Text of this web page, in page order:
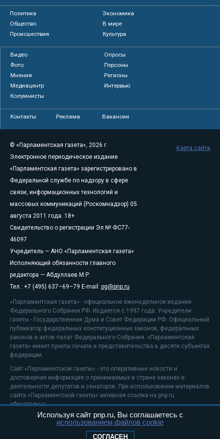
Политика
Экономика
Общество
В мире
Происшествия
Культура
Видео
Опросы
Фото
Персоны
Мнения
Регионы
Медиацентр
Интервью
Колумнисты
Контакты Реклама Вакансии
© «Парламентская газета», 2026 г.
Электронное периодическое издание
«Парламентская газета» зарегистрировано в
Федеральной службе по надзору в сфере
связи, информационных технологий и
массовых коммуникаций (Роскомнадзор) 05
августа 2011 года. 18+
Свидетельство о регистрации Эл № ФС77-
46097
Учредитель — АНО «Парламентская газета»
Исполняющий обязанности главного
редактора — Абдуллаев М.Р.
Тел.: +7 (495) 637–69–79 E-mail: pg@pnp.ru
«Парламентская газета» - официальное еженедельное издание
Федерального Собрания РФ. Издается с 1997 года. Учредители
газеты - Государственная Дума и Совет Федерации РФ. Официальный
публикатор федеральных конституционных законов, федеральных
законов и актов палат Федерального Собрания. «Парламентская
газета» имеет пункты печати и представительства в десяти субъектах
федерации.
Сайт «Парламентской газеты» - это оперативные новости и
достоверная информация о принимаемых в стране законах и
деятельности депутатов и сенаторов. При использовании материалов
сайта «Парламентской газеты» активная ссылка на pnp.ru
обязательна.
На информационном ресурсе применяютсярекомендательные
Положение о защите персональных данных
Карта сайта
Используя сайт pnp.ru, Вы соглашаетесь с
использованием файлов cookie
СОГЛАСЕН